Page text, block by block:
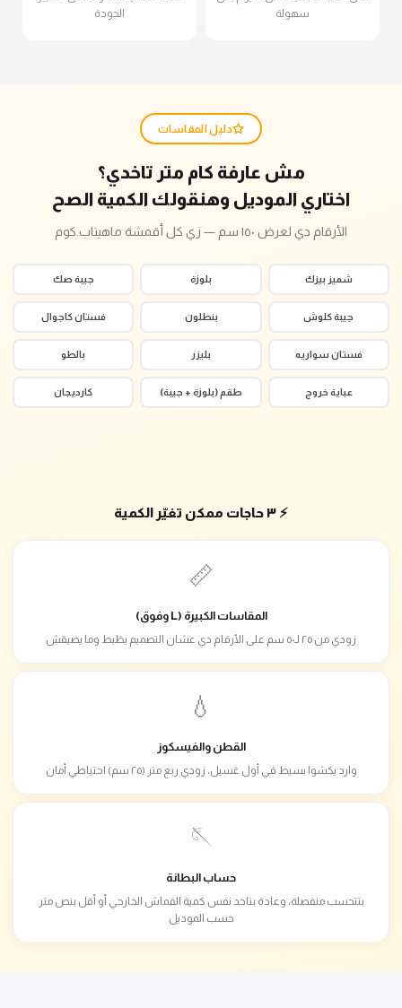
سهولة
الجودة
دليل المقاسات
مش عارفة كام متر تاخدي؟
اختاري الموديل وهنقولك الكمية الصح
الأرقام دي لعرض ١٥٠ سم — زي كل أقمشة ماهيتاب.كوم
شميز بيزك بلوزة جيبة صك
جيبة كلوش بنطلون فستان كاجوال
فستان سواريه بليزر بالطو
عباية خروج طقم (بلوزة + جيبة) كارديجان
⚡ ٣ حاجات ممكن تغيّر الكمية
📏
المقاسات الكبيرة (L وفوق)
زودي من ٢٥ لـ٥٠ سم على الأرقام دي عشان التصميم يظبط وما يضيقش
💧
القطن والفيسكوز
وارد يكشوا بسيط في أول غسيل، زودي ربع متر (٢٥ سم) احتياطي أمان
🪡
حساب البطانة
بتتحسب منفصلة، وعادة بتاخد نفس كمية القماش الخارجي أو أقل بنص متر
حسب الموديل